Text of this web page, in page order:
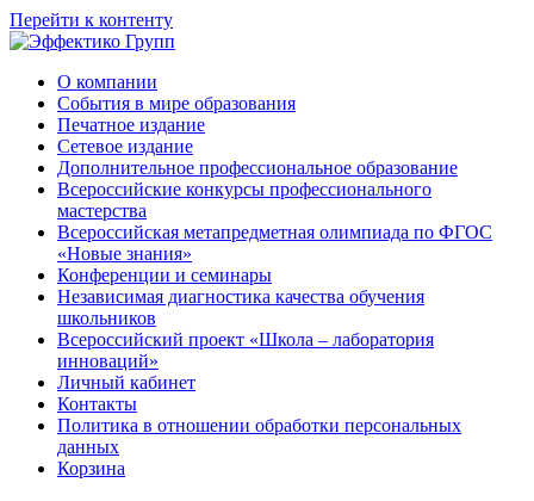
Перейти к контенту
О компании
События в мире образования
Печатное издание
Сетевое издание
Дополнительное профессиональное образование
Всероссийские конкурсы профессионального
мастерства
Всероссийская метапредметная олимпиада по ФГОС
«Новые знания»
Конференции и семинары
Независимая диагностика качества обучения
школьников
Всероссийский проект «Школа – лаборатория
инноваций»
Личный кабинет
Контакты
Политика в отношении обработки персональных
данных
Корзина